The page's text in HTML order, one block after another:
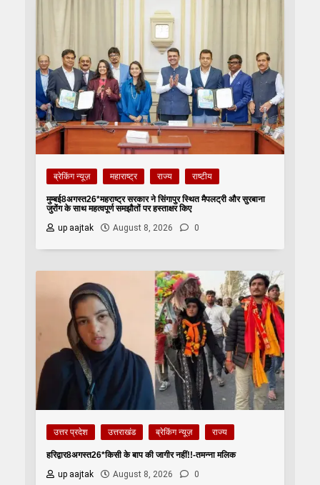
ब्रेकिंग न्यूज़ महाराष्ट्र राज्य राष्टीय
मुम्बई8अगस्त26*महराष्ट्र सरकार ने सिंगापुर स्थित मैपलट्री और सुरबाना
जुरोंग के साथ महत्वपूर्ण समझौतों पर हस्ताक्षर किए
up aajtak
August 8, 2026 0
उत्तर प्रदेश उत्तराखंड ब्रेकिंग न्यूज़ राज्य
हरिद्वार8अगस्त26*किसी के बाप की जागीर नहीं!!-तमन्ना मलिक
up aajtak
August 8, 2026 0